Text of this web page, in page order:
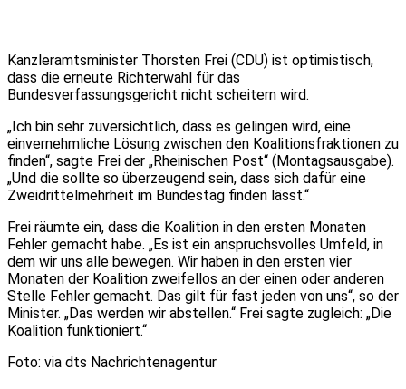
Kanzleramtsminister Thorsten Frei (CDU) ist optimistisch,
dass die erneute Richterwahl für das
Bundesverfassungsgericht nicht scheitern wird.
„Ich bin sehr zuversichtlich, dass es gelingen wird, eine
einvernehmliche Lösung zwischen den Koalitionsfraktionen zu
finden“, sagte Frei der „Rheinischen Post“ (Montagsausgabe).
„Und die sollte so überzeugend sein, dass sich dafür eine
Zweidrittelmehrheit im Bundestag finden lässt.“
Frei räumte ein, dass die Koalition in den ersten Monaten
Fehler gemacht habe. „Es ist ein anspruchsvolles Umfeld, in
dem wir uns alle bewegen. Wir haben in den ersten vier
Monaten der Koalition zweifellos an der einen oder anderen
Stelle Fehler gemacht. Das gilt für fast jeden von uns“, so der
Minister. „Das werden wir abstellen.“ Frei sagte zugleich: „Die
Koalition funktioniert.“
Foto: via dts Nachrichtenagentur